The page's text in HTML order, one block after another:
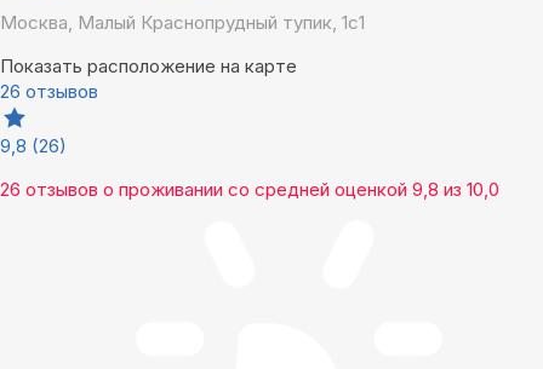
Москва, Малый Краснопрудный тупик, 1с1
Показать расположение на карте
26 отзывов
9,8 (26)
26 отзывов о проживании со средней оценкой 9,8 из 10,0